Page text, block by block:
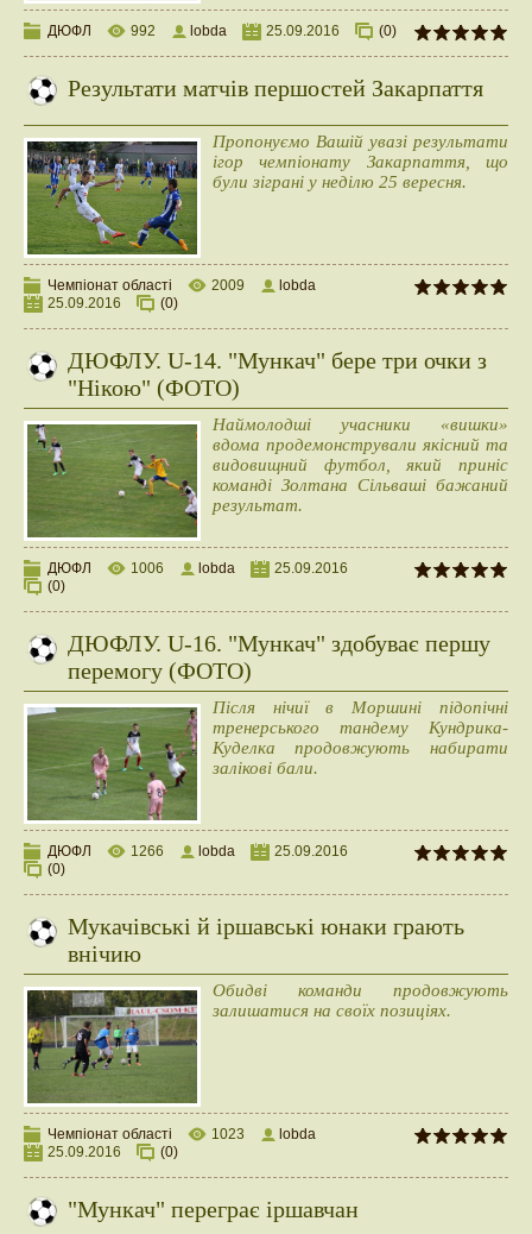
ДЮФЛ 992 lobda 25.09.2016 (0)
Результати матчів першостей Закарпаття
Пропонуємо Вашій увазі результати
ігор чемпіонату Закарпаття, що
були зіграні у неділю 25 вересня.
Чемпіонат області 2009
lobda
25.09.2016
(0)
ДЮФЛУ. U-14. "Мункач" бере три очки з
"Нікою" (ФОТО)
Наймолодші учасники «вишки»
вдома продемонстрували якісний та
видовищний футбол, який приніс
команді Золтана Сільваші бажаний
результат.
ДЮФЛ 1006 lobda
25.09.2016
(0)
ДЮФЛУ. U-16. "Мункач" здобуває першу
перемогу (ФОТО)
Після нічиї в Моршині підопічні
тренерського тандему Кундрика-
Куделка продовжують набирати
залікові бали.
ДЮФЛ 1266 lobda
25.09.2016
(0)
Мукачівські й іршавські юнаки грають
внічию
Обидві команди продовжують
залишатися на своїх позиціях.
Чемпіонат області 1023
lobda
25.09.2016
(0)
"Мункач" переграє іршавчан